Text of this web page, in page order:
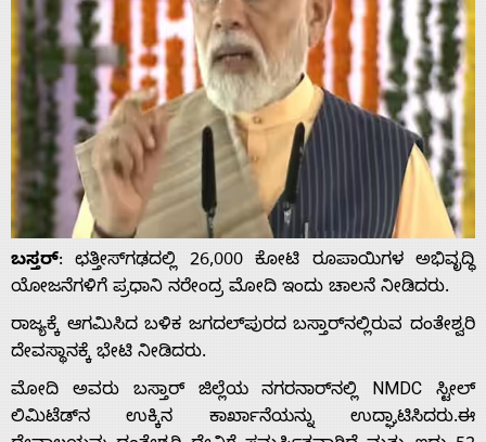
ಬಸ್ತರ್‌: ಛತ್ತೀಸ್‌ಗಢದಲ್ಲಿ 26,000 ಕೋಟಿ ರೂಪಾಯಿಗಳ ಅಭಿವೃದ್ಧಿ
ಯೋಜನೆಗಳಿಗೆ ಪ್ರಧಾನಿ ನರೇಂದ್ರ ಮೋದಿ ಇಂದು ಚಾಲನೆ ನೀಡಿದರು.
ರಾಜ್ಯಕ್ಕೆ ಆಗಮಿಸಿದ ಬಳಿಕ ಜಗದಲ್‌ಪುರದ ಬಸ್ತಾರ್‌ನಲ್ಲಿರುವ ದಂತೇಶ್ವರಿ
ದೇವಸ್ಥಾನಕ್ಕೆ ಭೇಟಿ ನೀಡಿದರು.
ಮೋದಿ ಅವರು ಬಸ್ತಾರ್ ಜಿಲ್ಲೆಯ ನಗರನಾರ್‌ನಲ್ಲಿ NMDC ಸ್ಟೀಲ್
ಲಿಮಿಟೆಡ್‌ನ ಉಕ್ಕಿನ ಕಾರ್ಖಾನೆಯನ್ನು ಉದ್ಘಾಟಿಸಿದರು.ಈ